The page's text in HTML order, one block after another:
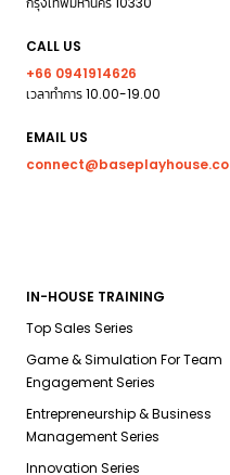
CALL US
+66 0941914626
เวลาทำการ 10.00-19.00
EMAIL US
connect@baseplayhouse.co
IN-HOUSE TRAINING
Top Sales Series
Game & Simulation For Team
Engagement Series
Entrepreneurship & Business
Management Series
Innovation Series